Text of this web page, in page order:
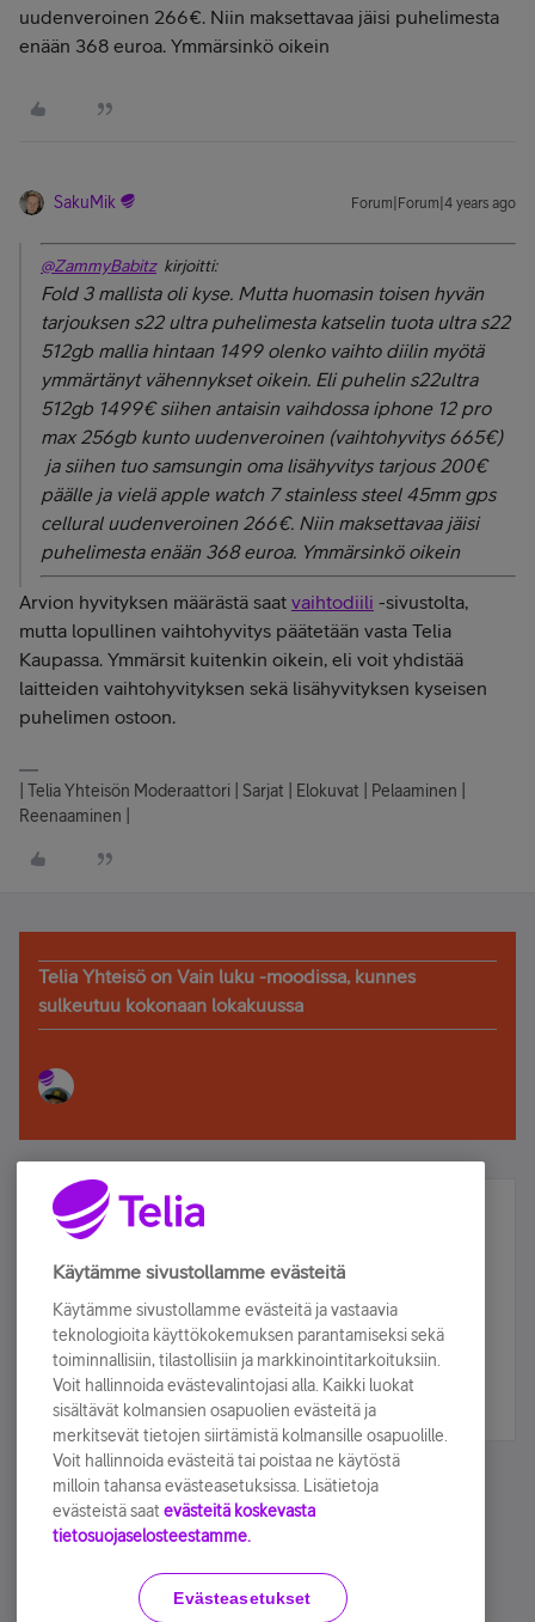
uudenveroinen 266€. Niin maksettavaa jäisi puhelimesta
enään 368 euroa. Ymmärsinkö oikein
SakuMik Forum|Forum|4 years ago
@ZammyBabitzkirjoitti:
Fold 3 mallista oli kyse. Mutta huomasin toisen hyvän
tarjouksen s22 ultra puhelimesta katselin tuota ultra s22
512gb mallia hintaan 1499 olenko vaihto diilin myötä
ymmärtänyt vähennykset oikein. Eli puhelin s22ultra
512gb 1499€ siihen antaisin vaihdossa iphone 12 pro
max 256gb kunto uudenveroinen (vaihtohyvitys 665€)
ja siihen tuo samsungin oma lisähyvitys tarjous 200€
päälle ja vielä apple watch 7 stainless steel 45mm gps
cellural uudenveroinen 266€. Niin maksettavaa jäisi
puhelimesta enään 368 euroa. Ymmärsinkö oikein
Arvion hyvityksen määrästä saat vaihtodiili -sivustolta,
mutta lopullinen vaihtohyvitys päätetään vasta Telia
Kaupassa. Ymmärsit kuitenkin oikein, eli voit yhdistää
laitteiden vaihtohyvityksen sekä lisähyvityksen kyseisen
puhelimen ostoon.
| Telia Yhteisön Moderaattori | Sarjat | Elokuvat | Pelaaminen |
Reenaaminen |
Telia Yhteisö on Vain luku -moodissa, kunnes
sulkeutuu kokonaan lokakuussa
Älä jää paitsi – osallistu ja voita!
Tilaa Telian uutiskirje ja olet mukana arvonnassa.
sähköpostiisi.
Tilaa nyt
Käyttöehdot Accessibility statement
Käytämme sivustollamme evästeitä
Käytämme sivustollamme evästeitä ja vastaavia
teknologioita käyttökokemuksen parantamiseksi sekä
toiminnallisiin, tilastollisiin ja markkinointitarkoituksiin.
Voit hallinnoida evästevalintojasi alla. Kaikki luokat
sisältävät kolmansien osapuolien evästeitä ja
merkitsevät tietojen siirtämistä kolmansille osapuolille.
Voit hallinnoida evästeitä tai poistaa ne käytöstä
milloin tahansa evästeasetuksissa. Lisätietoja
evästeistä saat evästeitä koskevasta
tietosuojaselosteestamme.
Evästeasetukset